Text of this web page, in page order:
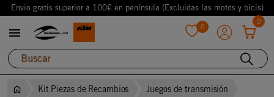
Envio gratis superior a 100€ en península (Excluidas las motos y bicis)
 0
0
Kit Piezas de Recambios
Juegos de transmisión